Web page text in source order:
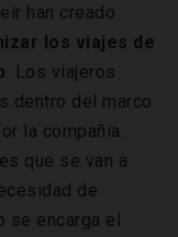
han creado
los viajes de
. Los viajeros
dentro del marco
la compañía.
que se van a
de
se encarga el